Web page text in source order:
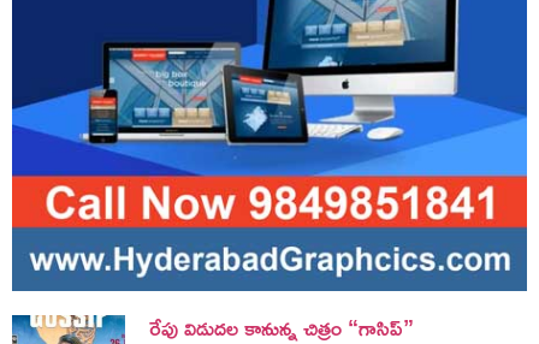
రేపు విడుదల కానున్న చిత్రం “గాసిప్”